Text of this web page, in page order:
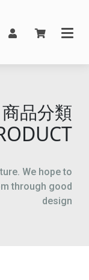
商品分類
We hope to
through good
design